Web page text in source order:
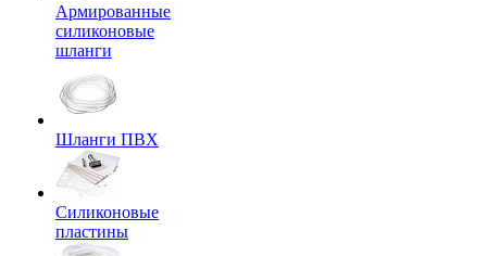
Армированные
силиконовые
шланги
Шланги ПВХ
Силиконовые
пластины